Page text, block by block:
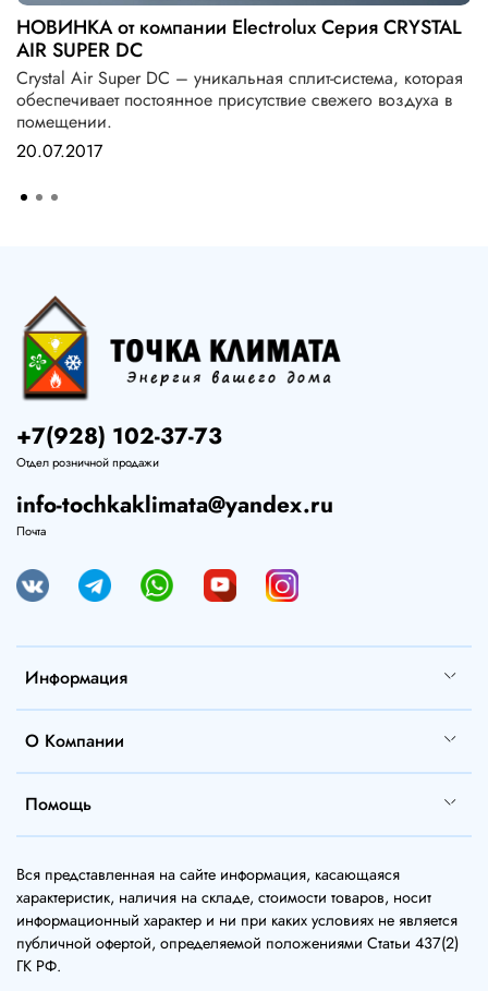
НОВИНКА от компании Electrolux Серия CRYSTAL
AIR SUPER DC
Crystal Air Super DC – уникальная сплит-система, которая
обеспечивает постоянное присутствие свежего воздуха в
помещении.
20.07.2017
Информация
О Компании
Помощь
+7(928) 102-37-73
Отдел розничной продажи
info-tochkaklimata@yandex.ru
Почта
Вся представленная на сайте информация, касающаяся
характеристик, наличия на складе, стоимости товаров, носит
информационный характер и ни при каких условиях не является
публичной офертой, определяемой положениями Статьи 437(2)
ГК РФ.